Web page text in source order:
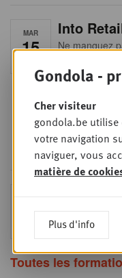
MAR
15
Into
Ne manquez
le paysage
mise à jour
découvrirez
principaux
obtiendrez
des shoppers
insights
secteur en
24
2026
Sales & Nego
Toutes les
Gondola -
Cher visiteur
gondola.be
votre navigation
naviguer, vous
matière de
Plus d'info